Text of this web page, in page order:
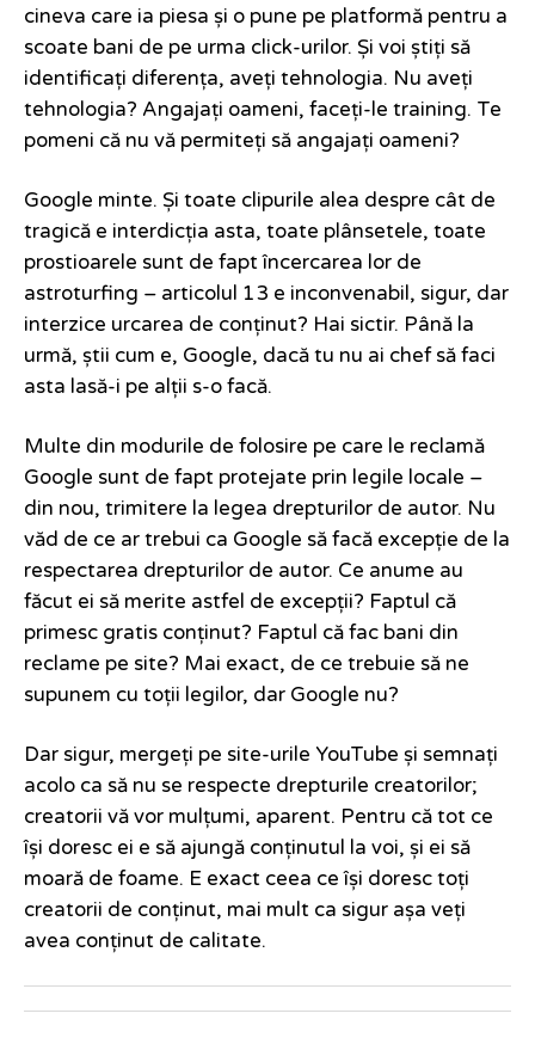
cineva care ia piesa și o pune pe platformă pentru a
scoate bani de pe urma click-urilor. Și voi știți să
identificați diferența, aveți tehnologia. Nu aveți
tehnologia? Angajați oameni, faceți-le training. Te
pomeni că nu vă permiteți să angajați oameni?
Google minte. Și toate clipurile alea despre cât de
tragică e interdicția asta, toate plânsetele, toate
prostioarele sunt de fapt încercarea lor de
astroturfing – articolul 13 e inconvenabil, sigur, dar
interzice urcarea de conținut? Hai sictir. Până la
urmă, știi cum e, Google, dacă tu nu ai chef să faci
asta lasă-i pe alții s-o facă.
Multe din modurile de folosire pe care le reclamă
Google sunt de fapt protejate prin legile locale –
din nou, trimitere la legea drepturilor de autor. Nu
văd de ce ar trebui ca Google să facă excepție de la
respectarea drepturilor de autor. Ce anume au
făcut ei să merite astfel de excepții? Faptul că
primesc gratis conținut? Faptul că fac bani din
reclame pe site? Mai exact, de ce trebuie să ne
supunem cu toții legilor, dar Google nu?
Dar sigur, mergeți pe site-urile YouTube și semnați
acolo ca să nu se respecte drepturile creatorilor;
creatorii vă vor mulțumi, aparent. Pentru că tot ce
își doresc ei e să ajungă conținutul la voi, și ei să
moară de foame. E exact ceea ce își doresc toți
creatorii de conținut, mai mult ca sigur așa veți
avea conținut de calitate.